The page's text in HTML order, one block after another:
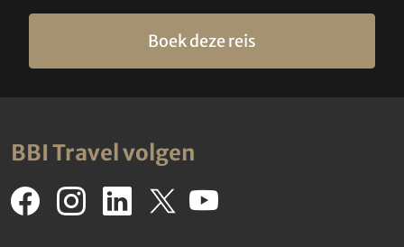
Boek deze reis
BBI Travel volgen